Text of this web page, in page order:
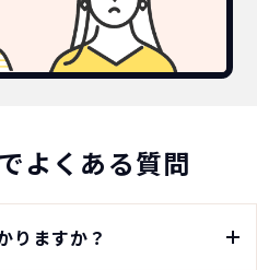
よくある質問
りますか？